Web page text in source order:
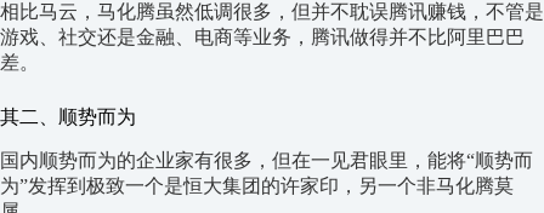
相比马云，马化腾虽然低调很多，但并不耽误腾讯赚钱，不管是
游戏、社交还是金融、电商等业务，腾讯做得并不比阿里巴巴
差。
其二、顺势而为
国内顺势而为的企业家有很多，但在一见君眼里，能将“顺势而
为”发挥到极致一个是恒大集团的许家印，另一个非马化腾莫